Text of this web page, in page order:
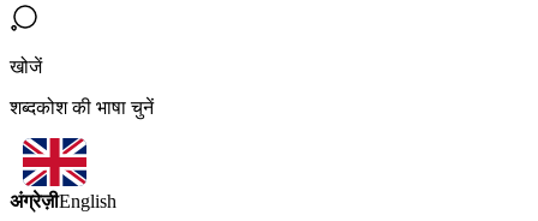
खोजें
शब्दकोश की भाषा चुनें
अंग्रेज़ीEnglish